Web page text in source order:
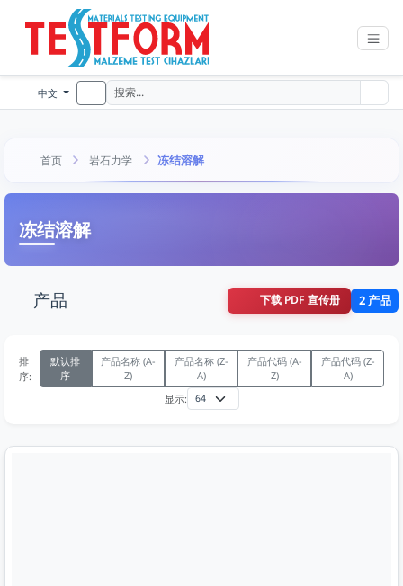
中文
首页 岩石力学 冻结溶解
冻结溶解
产品 下载 PDF 宣传册 2 产品
排
序:
默认排
序
产品名称 (A-
Z)
产品名称 (Z-
A)
产品代码 (A-
Z)
产品代码 (Z-
A)
显示: